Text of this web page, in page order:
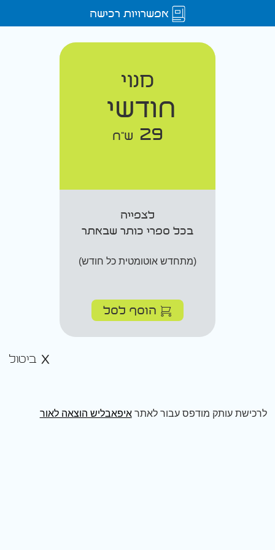
אפשרויות רכישה
מנוי
חודשי
29 ש"ח
לצפייה
בכל ספרי כותר שבאתר
(מתחדש אוטומטית כל חודש)
הוסף לסל
ביטול
לרכישת עותק מודפס עבור לאתראיפאבליש הוצאה לאור